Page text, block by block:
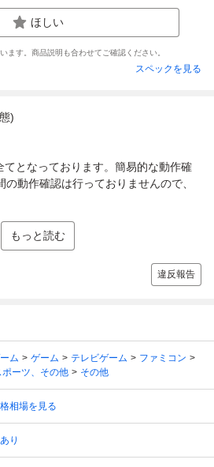
ほしい
ます。商品説明も合わせてご確認ください。
スペックを見る
)
となっております。簡易的な動作確
動作確認は行っておりませんので、
もっと読む
違反報告
ム ゲーム テレビゲーム
ファミコン
ポーツ、その他 その他
相場を見る
り